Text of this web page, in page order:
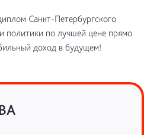
Санкт-Петербургского
политики по лучшей цене прямо
доход в будущем!